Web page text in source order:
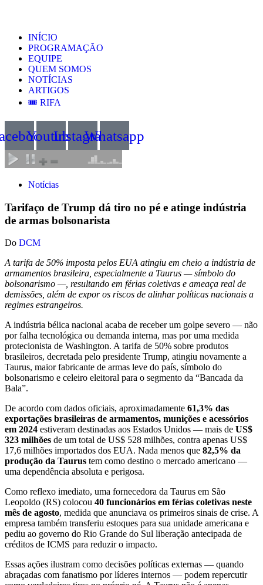
INÍCIO
PROGRAMAÇÃO
EQUIPE
QUEM SOMOS
NOTÍCIAS
ARTIGOS
🎟️ RIFA
YoutubeInstagramWhatsapp
Notícias
Tarifaço de Trump dá tiro no pé e atinge indústria
de armas bolsonarista
Do DCM
A tarifa de 50% imposta pelos EUA atingiu em cheio a indústria de
armamentos brasileira, especialmente a Taurus — símbolo do
bolsonarismo —, resultando em férias coletivas e ameaça real de
demissões, além de expor os riscos de alinhar políticas nacionais a
regimes estrangeiros.
A indústria bélica nacional acaba de receber um golpe severo — não
por falha tecnológica ou demanda interna, mas por uma medida
protecionista de Washington. A tarifa de 50% sobre produtos
brasileiros, decretada pelo presidente Trump, atingiu novamente a
Taurus, maior fabricante de armas leve do país, símbolo do
bolsonarismo e celeiro eleitoral para o segmento da “Bancada da
Bala”.
De acordo com dados oficiais, aproximadamente 61,3% das
exportações brasileiras de armamentos, munições e acessórios
em 2024 estiveram destinadas aos Estados Unidos — mais de US$
323 milhões de um total de US$ 528 milhões, contra apenas US$
17,6 milhões importados dos EUA. Nada menos que 82,5% da
produção da Taurus tem como destino o mercado americano —
uma dependência absoluta e perigosa.
Como reflexo imediato, uma fornecedora da Taurus em São
Leopoldo (RS) colocou 40 funcionários em férias coletivas neste
mês de agosto, medida que anunciava os primeiros sinais de crise. A
empresa também transferiu estoques para sua unidade americana e
pediu ao governo do Rio Grande do Sul liberação antecipada de
créditos de ICMS para reduzir o impacto.
Essas ações ilustram como decisões políticas externas — quando
abraçadas com fanatismo por líderes internos — podem repercutir